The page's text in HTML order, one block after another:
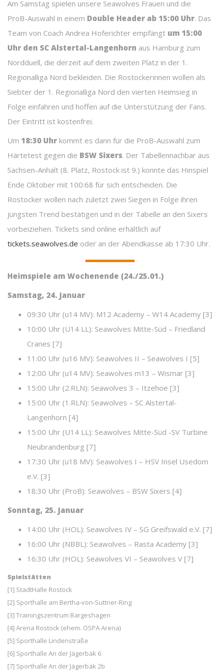
Am Samstag spielen unsere Seawolves Frauen und die
ProB-Auswahl in einem Double Header ab 15:00 Uhr. Das
Team von Coach Andrea Hoferichter empfängt um 15:00
Uhr den SC Alstertal-Langenhorn aus Hamburg zum
Nordduell, die derzeit auf dem zweiten Platz in der 1.
Regionalliga Nord bekleiden. Die Rostockerinnen wollen als
Siebter der 1. Regionalliga Nord den vierten Heimsieg in
Folge einfahren und hoffen auf die Unterstützung der Fans.
Der Eintritt ist kostenfrei.
Um 18:30 Uhr kommt es dann für die ProB-Auswahl zum
Härtetest gegen die BSW Sixers. Der Tabellennachbar aus
Sachsen-Anhalt (8. Platz, Rostock ist 9.) konnte das Hinspiel
Ende Oktober mit 100:68 für sich entscheiden. Die
Rostocker wollen nach zuletzt zwei Siegen in Folge ihren
jüngsten Trend bestätigen und in der Tabelle an den Sixers
vorbeiziehen. Tickets sind online erhältlich auf
tickets.seawolves.de oder an der Abendkasse ab 17:30 Uhr.
Heimspiele am Wochenende (24./25.01.)
Samstag, 24. Januar
09:30 Uhr (u14 MV): M12 Academy – W14 Academy [3]
10:00 Uhr (U14 LL): Seawolves Mitte-Süd – Friedland
Cranes [7]
11:00 Uhr (u16 MV): Seawolves II – Seawolves I [5]
12:00 Uhr (u14 MV): Seawolves m13 – Wismar [3]
15:00 Uhr (2.RLN): Seawolves 3 – Itzehoe [3]
15:00 Uhr (1.RLN): Seawolves – SC Alstertal-
Langenhorn [4]
15:00 Uhr (U14 LL): Seawolves Mitte-Süd -SV Turbine
Neubrandenburg [7]
17:30 Uhr (u18 MV): Seawolves I – HSV Insel Usedom
e.V. [3]
18:30 Uhr (ProB): Seawolves – BSW Sixers [4]
Sonntag, 25. Januar
14:00 Uhr (HOL): Seawolves IV – SG Greifswald e.V. [7]
16:00 Uhr (NBBL): Seawolves – Rasta Academy [3]
16:30 Uhr (HOL): Seawolves VI – Seawolves V [7]
Spielstätten
[1] StadtHalle Rostock
[2] Sporthalle am Bertha-von-Suttner-Ring
[3] Trainingszentrum Bargeshagen
[4] Arena Rostock (ehem. OSPA Arena)
[5] Sporthalle Lindenstraße
[6] Sporthalle An der Jägerbäk 6
[7] Sporthalle An der Jägerbäk 2b